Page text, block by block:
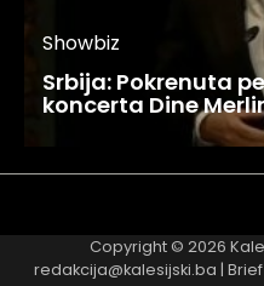
Showbiz
Srbija: Pokrenuta
koncerta Dine
Copyright © 2026
redakcija@kalesijski.ba |